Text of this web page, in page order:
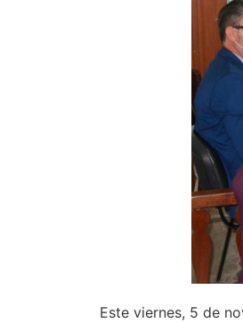
Este viernes, 5 de